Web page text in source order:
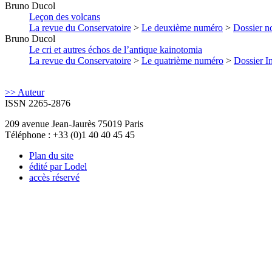
Bruno Ducol
Leçon des volcans
La revue du Conservatoire > Le deuxième numéro > Dossier
Bruno Ducol
Le cri et autres échos de l’antique kainotomia
La revue du Conservatoire > Le quatrième numéro > Dossier
>> Auteur
ISSN 2265-2876
209 avenue Jean-Jaurès 75019 Paris
Téléphone : +33 (0)1 40 40 45 45
Plan du site
édité par Lodel
accès réservé